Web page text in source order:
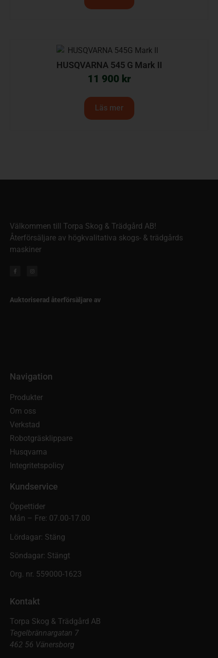
HUSQVARNA 545 G Mark II
11 900 kr
Läs mer
Välkommen till Torpa Skog & Trädgård AB!
Återförsäljare av högkvalitativa skogs- & trädgårds
maskiner
Auktoriserad återförsäljare av
Navigation
Produkter
Om oss
Verkstad
Robotgräsklippare
Husqvarna
Integritetspolicy
Kundservice
Öppettider
Mån – Fre: 07.00-17.00
Lördagar: Stäng
Söndagar: Stängt
Org. nr. 559000-1623
Kontakt
Torpa Skog & Trädgård AB
Tegelbrännargatan 7
462 56 Vänersborg